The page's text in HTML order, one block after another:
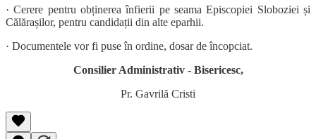
· Cerere pentru obținerea înfierii pe seama Episcopiei Sloboziei și
Călărașilor, pentru candidații din alte eparhii.
· Documentele vor fi puse în ordine, dosar de încopciat.
Consilier Administrativ - Bisericesc,
Pr. Gavrilă Cristi